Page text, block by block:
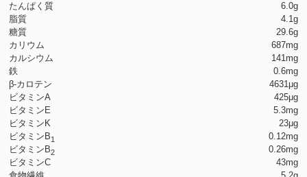
たんぱく質
6.0g
脂質
4.1g
糖質
29.6g
カリウム
687mg
カルシウム
141mg
鉄
0.6mg
β-カロテン
4631μg
ビタミンA
425μg
ビタミンE
5.3mg
ビタミンK
23μg
ビタミンB1
0.12mg
ビタミンB2
0.26mg
ビタミンC
43mg